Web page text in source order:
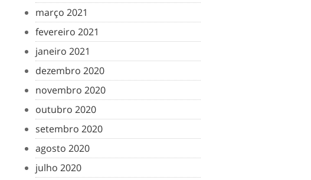
março 2021
fevereiro 2021
janeiro 2021
dezembro 2020
novembro 2020
outubro 2020
setembro 2020
agosto 2020
julho 2020